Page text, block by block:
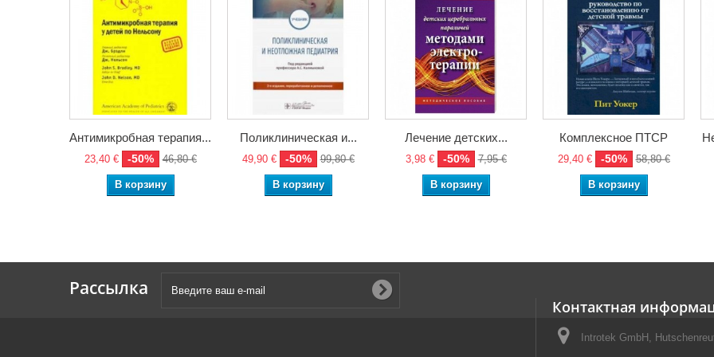
Антимикробная терапия...
23,40 € -50% 46,80 €
В корзину
Поликлиническая и...
49,90 € -50% 99,80 €
В корзину
Лечение детских...
3,98 € -50% 7,95 €
В корзину
Комплексное ПТСР
29,40 € -50% 58,80 €
В корзину
Рассылка
Контактная
Introtek GmbH,